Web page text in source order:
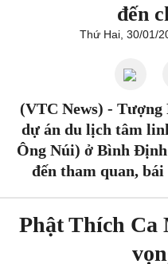
đến
Thứ Hai, 30/01/
(VTC News) - Tượng
dự án du lịch tâm
Ông Núi) ở Bình
đến tham quan,
Phật Thích Ca